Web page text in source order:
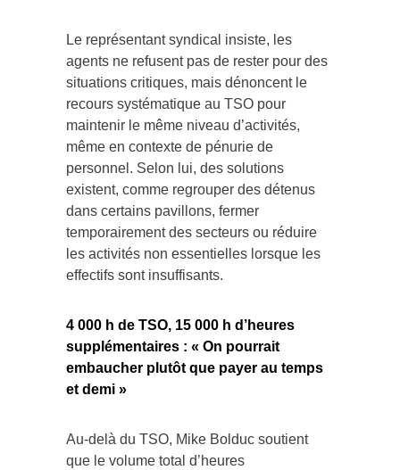
Le représentant syndical insiste, les
agents ne refusent pas de rester pour des
situations critiques, mais dénoncent le
recours systématique au TSO pour
maintenir le même niveau d’activités,
même en contexte de pénurie de
personnel. Selon lui, des solutions
existent, comme regrouper des détenus
dans certains pavillons, fermer
temporairement des secteurs ou réduire
les activités non essentielles lorsque les
effectifs sont insuffisants.
4 000 h de TSO, 15 000 h d’heures
supplémentaires : « On pourrait
embaucher plutôt que payer au temps
et demi »
Au-delà du TSO, Mike Bolduc soutient
que le volume total d’heures